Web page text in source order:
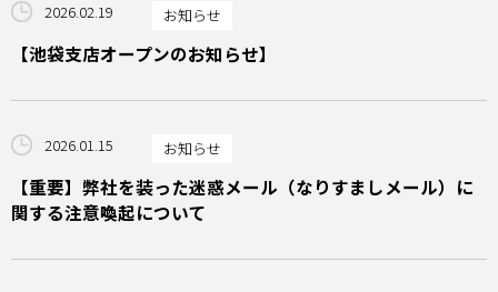
2026.02.19 お知らせ
【池袋支店オープンのお知らせ】
2026.01.15 お知らせ
【重要】弊社を装った迷惑メール（なりすましメール）に
関する注意喚起について